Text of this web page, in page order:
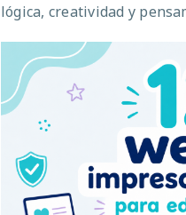
lógica, creatividad y